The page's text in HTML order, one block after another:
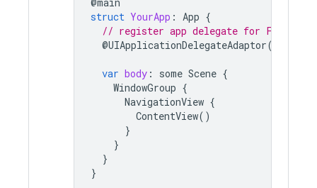
struct YourApp : App {
// register app delegate for Firebase
@UIApplicationDelegateAdaptor(
var body : some Scene {
WindowGroup {
NavigationView {
ContentView()
}
}
}
}